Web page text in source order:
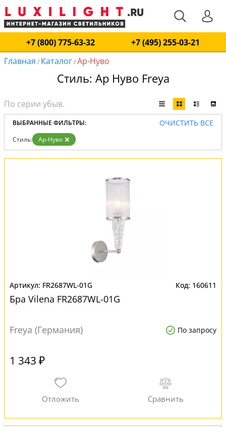
+7 (800) 775-63-32
+7 (495) 255-03-21
Главная / Каталог/Ар-Нуво
Стиль: Ар Нуво Freya
ВЫБРАННЫЕ ФИЛЬТРЫ: ОЧИСТИТЬ ВСЕ
Стиль: Ар-Нуво
FR2687WL-01G 160611
Бра Vilena FR2687WL-01G
Freya (Германия) По запросу
1 343 ₽